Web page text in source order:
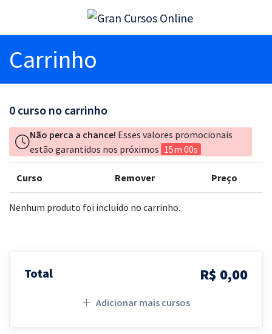
Carrinho
0 curso no carrinho
Não perca a chance! Esses valores promocionais
estão garantidos nos próximos 15m 00s
Curso Remover Preço
Nenhum produto foi incluído no carrinho.
Total R$ 0,00
Adicionar mais cursos